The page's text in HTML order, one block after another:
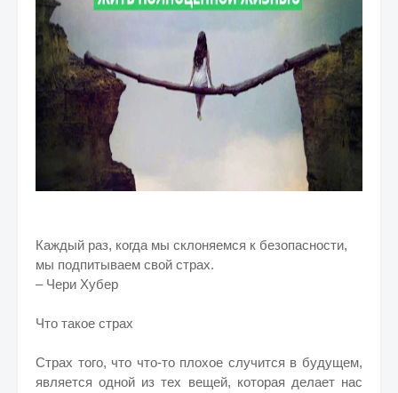
Каждый раз, когда мы склоняемся к безопасности,
мы подпитываем свой страх.
– Чери Хубер
Что такое страх
Страх того, что что-то плохое случится в будущем,
является одной из тех вещей, которая делает нас